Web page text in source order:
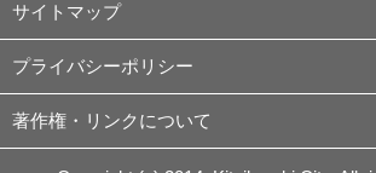
サイトマップ
プライバシーポリシー
著作権・リンクについて